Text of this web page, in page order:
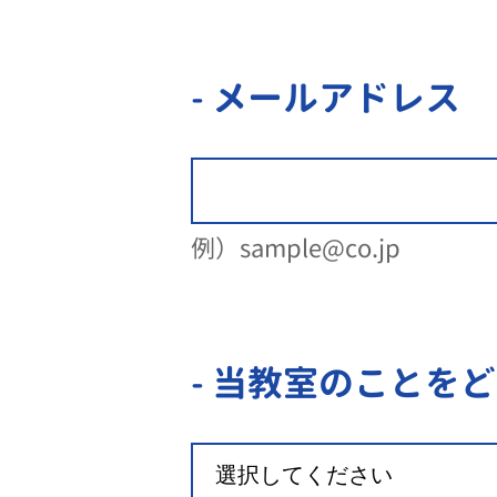
- メールアドレス
例）sample@co.jp
- 当教室のことを